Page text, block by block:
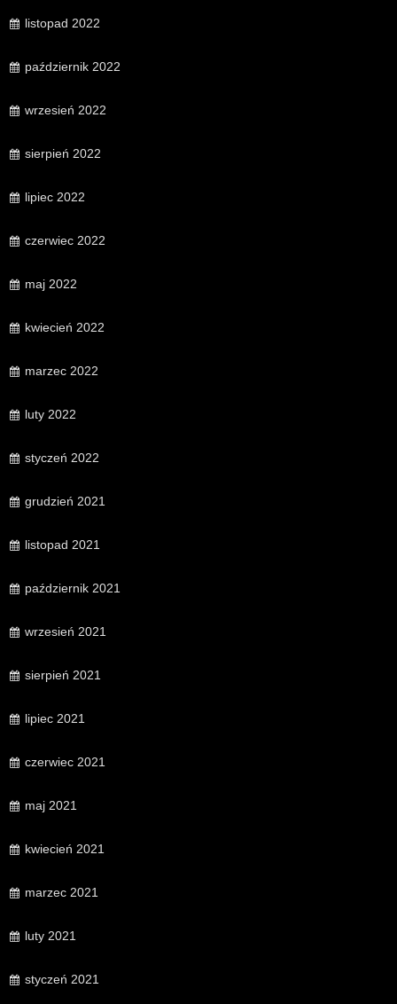
listopad 2022
październik 2022
wrzesień 2022
sierpień 2022
lipiec 2022
czerwiec 2022
maj 2022
kwiecień 2022
marzec 2022
luty 2022
styczeń 2022
grudzień 2021
listopad 2021
październik 2021
wrzesień 2021
sierpień 2021
lipiec 2021
czerwiec 2021
maj 2021
kwiecień 2021
marzec 2021
luty 2021
styczeń 2021